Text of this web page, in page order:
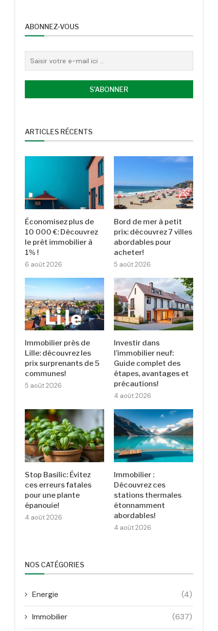
ABONNEZ-VOUS
ARTICLES RÉCENTS
Économisez plus de
10 000 €: Découvrez
le prêt immobilier à
1% !
6 août 2026
Bord de mer à petit
prix: découvrez 7 villes
abordables pour
acheter!
5 août 2026
Immobilier près de
Lille: découvrez les
prix surprenants de 5
communes!
5 août 2026
Investir dans
l’immobilier neuf:
Guide complet des
étapes, avantages et
précautions!
4 août 2026
Stop Basilic: Évitez
ces erreurs fatales
pour une plante
épanouie!
4 août 2026
Immobilier :
Découvrez ces
stations thermales
étonnamment
abordables!
4 août 2026
NOS CATÉGORIES
Energie (4)
Immobilier (637)